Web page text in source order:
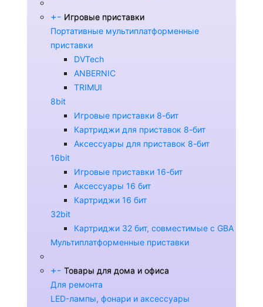
+- Игровые приставки
Портативные мультиплатформенные
приставки
DVTech
ANBERNIC
TRIMUI
8bit
Игровые приставки 8-бит
Картриджи для приставок 8-бит
Аксессуары для приставок 8-бит
16bit
Игровые приставки 16-бит
Аксессуары 16 бит
Картриджи 16 бит
32bit
Картриджи 32 бит, совместимые с GBA
Мультиплатформенные приставки
+- Товары для дома и офиса
Для ремонта
LED-лампы, фонари и аксессуары